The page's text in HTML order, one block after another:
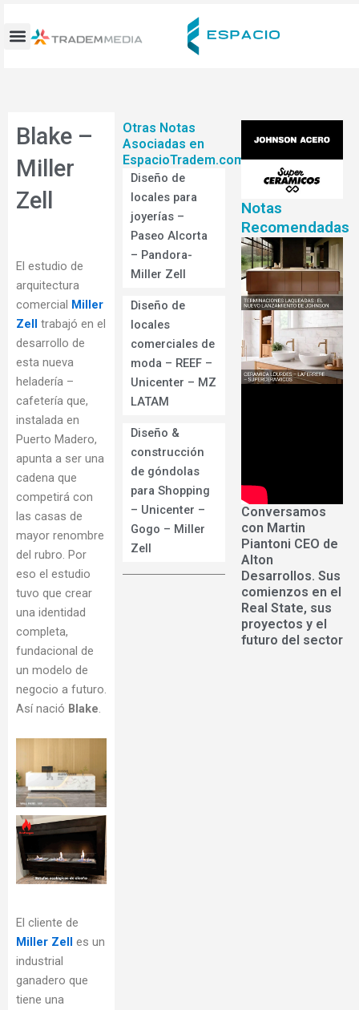
contenido
Blake –
Miller
Zell
El estudio de
arquitectura
comercial Miller
Zell trabajó en el
desarrollo de
esta nueva
heladería –
cafetería que,
instalada en
Puerto Madero,
apunta a ser una
cadena que
competirá con
las casas de
mayor renombre
del rubro. Por
eso el estudio
tuvo que crear
una identidad
completa,
fundacional de
un modelo de
negocio a futuro.
Así nació Blake
El cliente de
Miller Zell es un
industrial
ganadero que
tiene una
Otras Notas
Asociadas en
EspacioTradem.com
Diseño de
locales para
joyerías –
Paseo Alcorta
– Pandora-
Miller Zell
Diseño de
locales
comerciales de
moda – REEF –
Unicenter – MZ
LATAM
Diseño &
construcción
de góndolas
para Shopping
– Unicenter –
Gogo – Miller
Zell
Notas
Recomendadas
Conversamos
con Martin
Piantoni CEO de
Alton
Desarrollos. Sus
comienzos en el
Real State, sus
proyectos y el
futuro del sector